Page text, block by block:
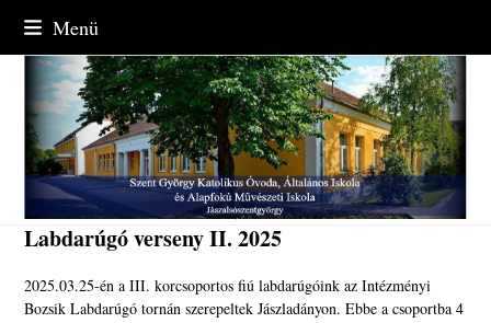
content
Menü
Labdarúgó verseny II. 2025
2025.03.25-én a III. korcsoportos fiú labdarúgóink az Intézményi
Bozsik Labdarúgó tornán szerepeltek Jászladányon. Ebbe a csoportba 4